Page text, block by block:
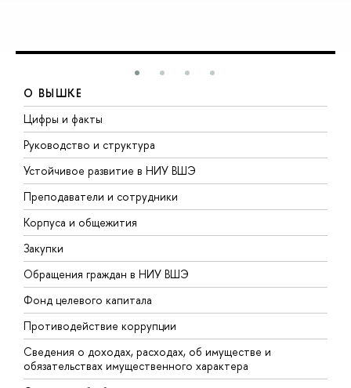
О ВЫШКЕ
Цифры и факты
Руководство и структура
Устойчивое развитие в НИУ ВШЭ
Преподаватели и сотрудники
Корпуса и общежития
Закупки
Обращения граждан в НИУ ВШЭ
Фонд целевого капитала
Противодействие коррупции
Сведения о доходах, расходах, об имуществе и
обязательствах имущественного характера